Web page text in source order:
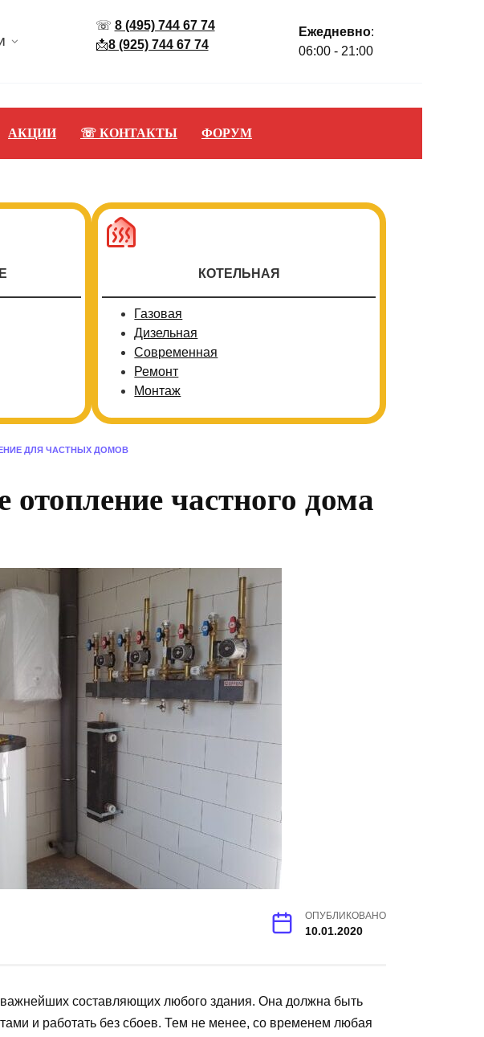
☏ 8 (495) 744 67 74
📩8 (925) 744 67 74
Ежедневно:
06:00 - 21:00
АКЦИИ ☏ КОНТАКТЫ ФОРУМ
КОТЕЛЬНАЯ
Газовая
Дизельная
Современная
Ремонт
Монтаж
ДЛЯ ЧАСТНЫХ ДОМОВ
отопление частного дома
ОПУБЛИКОВАНО
10.01.2020
составляющих любого здания. Она должна быть
и работать без сбоев. Тем не менее, со временем любая